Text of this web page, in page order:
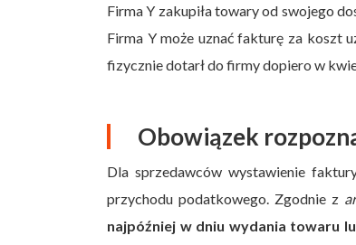
Firma Y zakupiła towary od swojego
Firma Y może uznać fakturę za koszt
fizycznie dotarł do firmy dopiero w
Obowiązek
Dla sprzedawców wystawienie
przychodu podatkowego. Zgodnie z
najpóźniej w dniu wydania towaru